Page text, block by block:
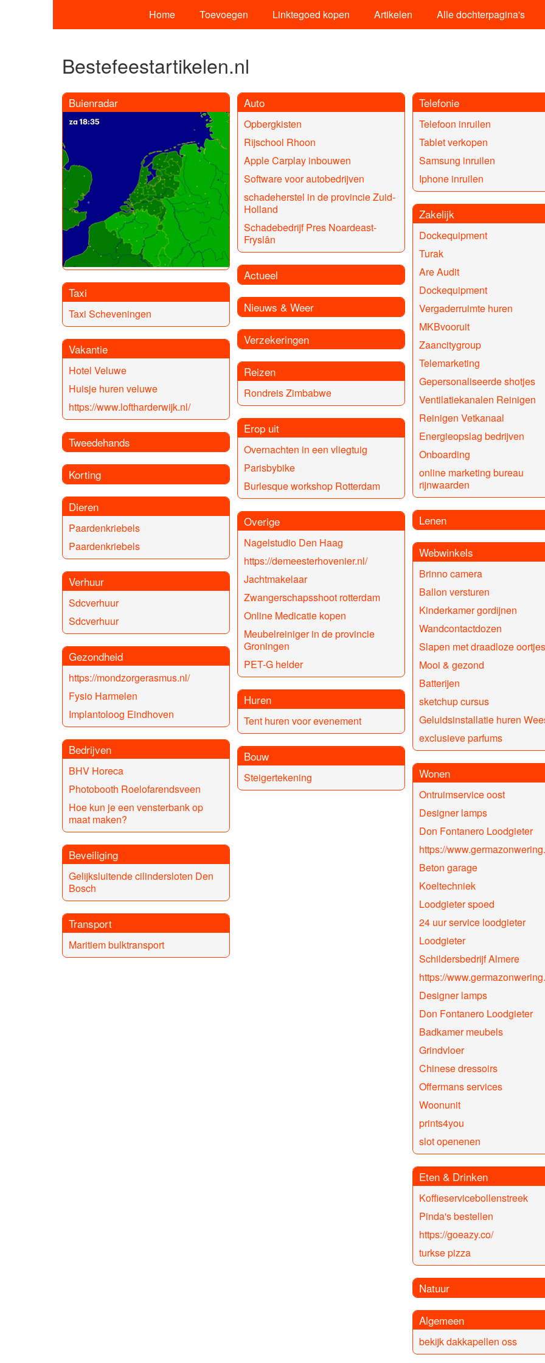
Home Toevoegen Linktegoed kopen Artikelen Alle dochterpagina's
Bestefeestartikelen.nl
Buienradar
Taxi
Taxi Scheveningen
Vakantie
Hotel Veluwe
Huisje huren veluwe
https://www.loftharderwijk.nl/
Tweedehands
Korting
Dieren
Paardenkriebels
Paardenkriebels
Verhuur
Sdcverhuur
Sdcverhuur
Gezondheid
https://mondzorgerasmus.nl/
Fysio Harmelen
Implantoloog Eindhoven
Bedrijven
BHV Horeca
Photobooth Roelofarendsveen
Hoe kun je een vensterbank op
maat maken?
Beveiliging
Gelijksluitende cilindersloten Den
Bosch
Transport
Maritiem bulktransport
Auto
Opbergkisten
Rijschool Rhoon
Apple Carplay inbouwen
Software voor autobedrijven
schadeherstel in de provincie Zuid-
Holland
Schadebedrijf Pres Noardeast-
Fryslân
Actueel
Nieuws & Weer
Verzekeringen
Reizen
Rondreis Zimbabwe
Erop uit
Overnachten in een vliegtuig
Parisbybike
Burlesque workshop Rotterdam
Overige
Nagelstudio Den Haag
https://demeesterhovenier.nl/
Jachtmakelaar
Zwangerschapsshoot rotterdam
Online Medicatie kopen
Meubelreiniger in de provincie
Groningen
PET-G helder
Huren
Tent huren voor evenement
Bouw
Steigertekening
Telefonie
Telefoon inruilen
Tablet verkopen
Samsung inruilen
Iphone inruilen
Zakelijk
Dockequipment
Turak
Are Audit
Dockequipment
Vergaderruimte huren
MKBvooruit
Zaancitygroup
Telemarketing
Gepersonaliseerde shotjes
Ventilatiekanalen Reinigen
Reinigen Vetkanaal
Energieopslag bedrijven
Onboarding
online marketing bureau
rijnwaarden
Lenen
Webwinkels
Brinno camera
Ballon versturen
Kinderkamer gordijnen
Wandcontactdozen
Slapen met draadloze oortjes
Mooi & gezond
Batterijen
sketchup cursus
Geluidsinstallatie huren
exclusieve parfums
Wonen
Ontruimservice oost
Designer lamps
Don Fontanero Loodgieter
https://
Beton garage
Koeltechniek
Loodgieter spoed
24 uur service loodgieter
Loodgieter
Schildersbedrijf Almere
https://
Designer lamps
Don Fontanero Loodgieter
Badkamer meubels
Grindvloer
Chinese dressoirs
Offermans services
Woonunit
prints4you
slot openenen
Eten & Drinken
Koffieservicebollenstreek
Pinda's bestellen
https://goeazy.co/
turkse pizza
Natuur
Algemeen
bekijk dakkapellen oss